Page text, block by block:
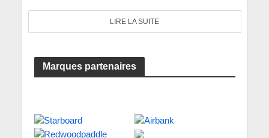
LIRE LA SUITE
Marques partenaires